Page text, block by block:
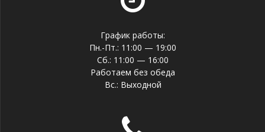
График работы:
Пн.-Пт.: 11:00 — 19:00
Сб.: 11:00 — 16:00
Работаем без обеда
Вс.: Выходной